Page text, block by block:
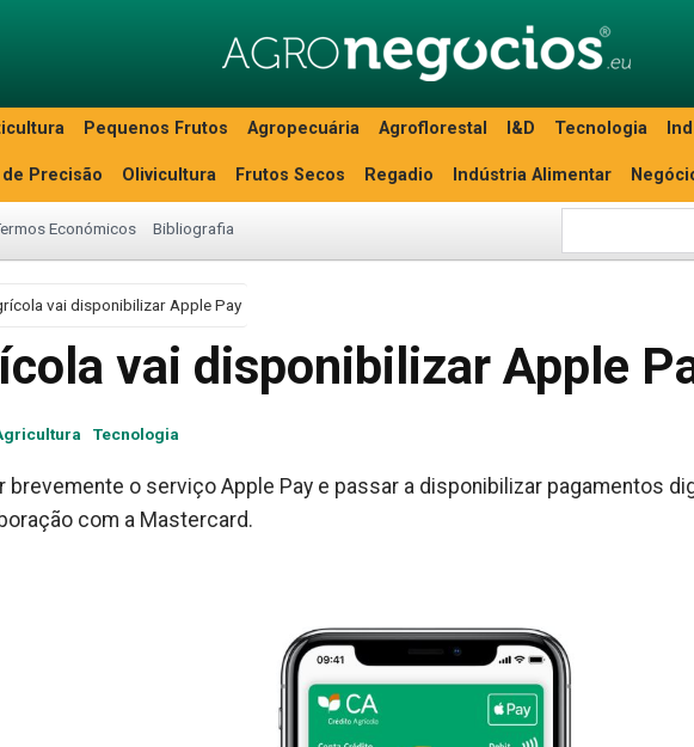
Pequenos Frutos Agropecuária Agroflorestal I&D Tecnologia
Precisão Olivicultura Frutos Secos Regadio Indústria Alimentar
Económicos Bibliografia
vai disponibilizar Apple Pay
vai disponibilizar Apple
Tecnologia
brevemente o serviço Apple Pay e passar a disponibilizar pagamentos
com a Mastercard.